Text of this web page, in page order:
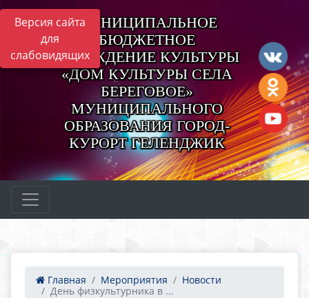
Версия сайта
для
слабовидящих
МУНИЦИПАЛЬНОЕ
БЮДЖЕТНОЕ
УЧРЕЖДЕНИЕ КУЛЬТУРЫ
«ДОМ КУЛЬТУРЫ СЕЛА
БЕРЕГОВОЕ»
МУНИЦИПАЛЬНОГО
ОБРАЗОВАНИЯ ГОРОД-
КУРОРТ ГЕЛЕНДЖИК
Главная Мероприятия
Новости
День физкультурника в ...